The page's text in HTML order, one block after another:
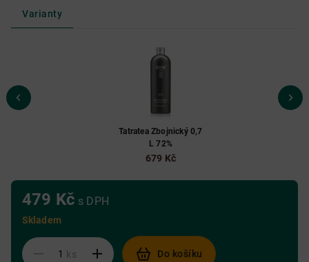
Varianty
Tatratea Zbojnický 0,7
L 72%
679 Kč
479 Kč s DPH
Skladem
ks Do košíku